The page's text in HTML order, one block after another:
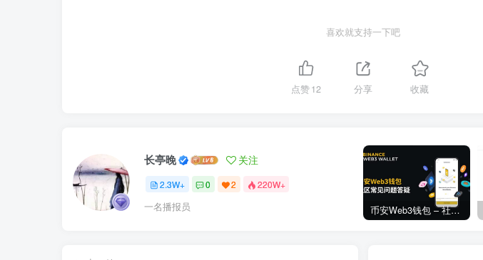
喜欢就支持一下吧
点赞12 分享 收藏
长亭晚 关注
2.3W+ 0 2 220W+
一名播报员 币安Web3钱包 – 社区常见问题答疑